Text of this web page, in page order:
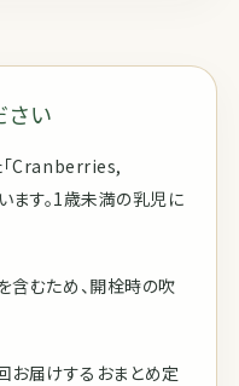
さい
「Cranberries,
す。1歳未満の乳児に
むため、開栓時の吹
お届けするおまとめ定